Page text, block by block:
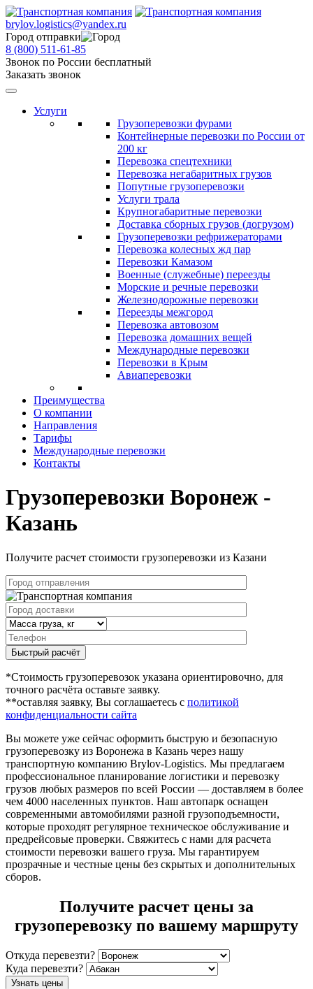
brylov.logistics@yandex.ru
Город отправки
8 (800) 511-61-85
Звонок по России бесплатный
Заказать звонок
Услуги
Грузоперевозки фурами
Контейнерные перевозки по России от
200 кг
Перевозка спецтехники
Перевозка негабаритных грузов
Попутные грузоперевозки
Услуги трала
Крупногабаритные перевозки
Доставка сборных грузов (догрузом)
Грузоперевозки рефрижераторами
Перевозка колесных жд пар
Перевозки Камазом
Военные (служебные) переезды
Морские и речные перевозки
Железнодорожные перевозки
Переезды межгород
Перевозка автовозом
Перевозка домашних вещей
Международные перевозки
Перевозки в Крым
Авиаперевозки
Преимущества
О компании
Направления
Тарифы
Международные перевозки
Контакты
Грузоперевозки Воронеж -
Казань
Получите расчет стоимости грузоперевозки из Казани
Быстрый расчёт
*Стоимость грузоперевозок указана ориентировочно, для
точного расчёта оставьте заявку.
**оставляя заявку, Вы соглашаетесь с политикой
конфиденциальности сайта
Вы можете уже сейчас оформить быструю и безопасную
грузоперевозку из Воронежа в Казань через нашу
транспортную компанию Brylov-Logistics. Мы предлагаем
профессиональное планирование логистики и перевозку
грузов любых размеров по всей России — доставляем в более
чем 4000 населенных пунктов. Наш автопарк оснащен
современными автомобилями разной грузоподъемности,
которые проходят регулярное техническое обслуживание и
предрейсовые проверки. Свяжитесь с нами для расчета
стоимости перевозки вашего груза. Мы гарантируем
прозрачные и честные цены без скрытых и дополнительных
сборов.
Получите расчет цены за
грузоперевозку по вашему маршруту
Откуда перевезти?
Куда перевезти?
Узнать цены